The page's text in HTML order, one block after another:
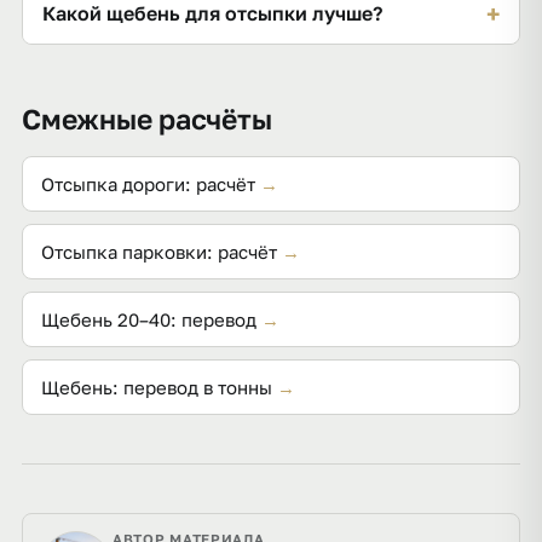
около 1,38 т/м³) или используйте конвертер под
Какой щебень для отсыпки лучше? +
Смежные расчёты
Отсыпка дороги: расчёт →
Отсыпка парковки: расчёт →
Щебень 20–40: перевод →
Щебень: перевод в тонны →